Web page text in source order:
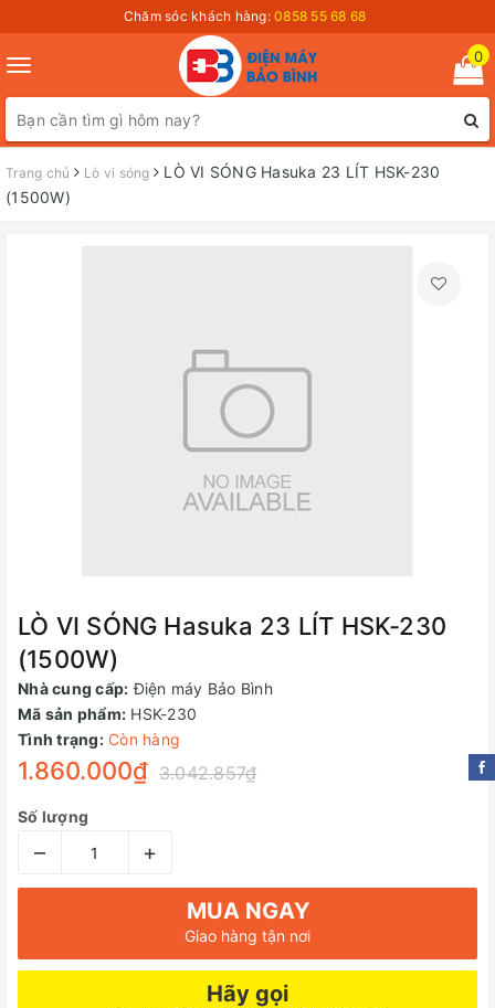
Chăm sóc khách hàng: 0858 55 68 68
Toggle
navigation
0
Trang chủ Lò vi sóng
LÒ VI SÓNG Hasuka 23 LÍT HSK-230
(1500W)
LÒ VI SÓNG Hasuka 23 LÍT HSK-230
(1500W)
Nhà cung cấp: Điện máy Bảo Bình
Mã sản phẩm: HSK-230
Tình trạng: Còn hàng
1.860.000₫ 3.042.857₫
Số lượng
– +
MUA NGAY
Giao hàng tận nơi
Hãy gọi